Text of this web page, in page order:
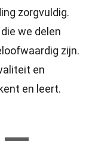
zorgvuldig.
we delen
zijn.
en
en leert.